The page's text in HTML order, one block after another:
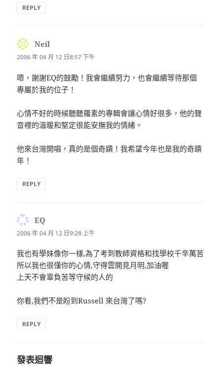
REPLY
Neil
示:
2006 年 04 月 12 日8:57 下午
嗯，謝謝EQ的鼓勵！我會繼續努力，也會繼續等待那個
專屬於我的位子！
心情不好的時候聽聽羅素的專輯會讓心情好很多，他的聲
音裡的溫暖和堅定很能安撫我的情緒。
他來台灣開唱，真的是個奇蹟！我希望今年也是我的奇蹟
年！
REPLY
EQ
示:
2006 年 04 月 12 日9:28 上午
我也有學妹像你一樣,為了考到教師資格和找學校千辛萬苦
所以我也很懂你的心情,守得雲開見月明,加油喔
上天不會辜負苦等守候的人的
你看,我們不是盼到Russell 來台灣了嗎?
REPLY
發表迴響